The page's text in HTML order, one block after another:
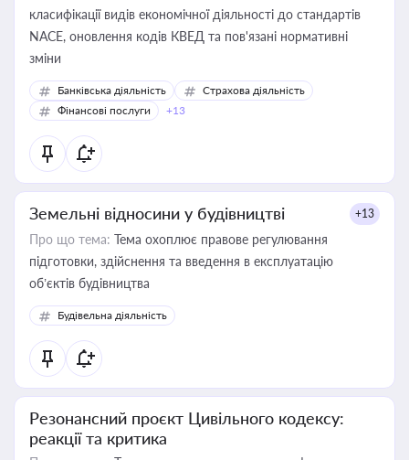
класифікації видів економічної діяльності до стандартів
NACE, оновлення кодів КВЕД та пов'язані нормативні
зміни
Банківська діяльність
Страхова діяльність
Фінансові послуги
+13
Земельні відносини у будівництві +13
Про що тема: Тема охоплює правове регулювання
підготовки, здійснення та введення в експлуатацію
об’єктів будівництва
Будівельна діяльність
Резонансний проєкт Цивільного кодексу:
реакції та критика